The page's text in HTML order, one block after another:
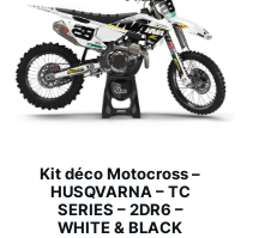
Kit déco Motocross –
HUSQVARNA – TC
SERIES – 2DR6 –
WHITE & BLACK